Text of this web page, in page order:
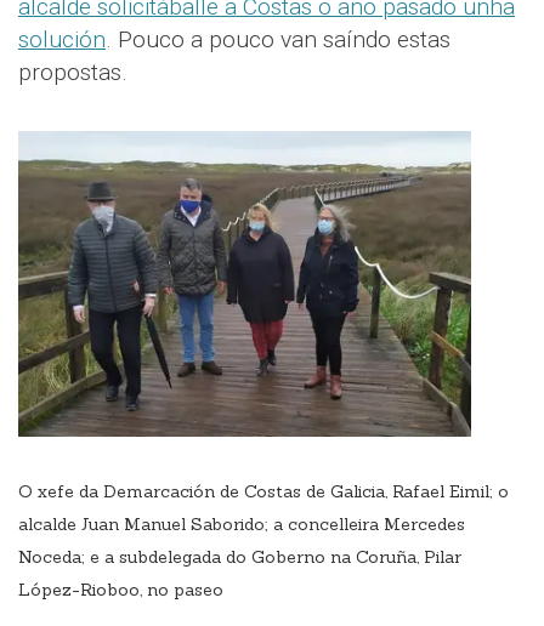
alcalde solicitáballe a Costas o ano pasado unha
solución. Pouco a pouco van saíndo estas
propostas.
O xefe da Demarcación de Costas de Galicia, Rafael Eimil; o
alcalde Juan Manuel Saborido; a concelleira Mercedes
Noceda; e a subdelegada do Goberno na Coruña, Pilar
López-Rioboo, no paseo